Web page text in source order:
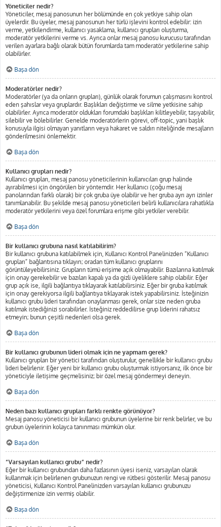
Yöneticiler nedir?
Yöneticiler, mesaj panosunun her bölümünde en çok yetkiye sahip olan
üyelerdir. Bu üyeler, mesaj panosunun her türlü işlevini kontrol edebilir: izin
verme, yetkilendirme, kullanıcı yasaklama, kullanıcı grupları oluşturma,
moderatör yetkilerini verme vs. Ayrıca onlar mesaj panosu kurucusu tarafından
verilen ayarlara bağlı olarak bütün forumlarda tam moderatör yetkilerine sahip
olabilirler.
Başa dön
Moderatörler nedir?
Moderatörler (ya da onların grupları), günlük olarak forumun çalışmasını kontrol
eden şahıslar veya gruplardır. Başlıkları değiştirme ve silme yetkisine sahip
olabilirler. Ayrıca moderatör oldukları forumdaki başlıkları kilitleyebilir, taşıyabilir,
silebilir ve bölebilirler. Genelde moderatörlerin görevi, off-topic, yani başlık
konusuyla ilgisi olmayan yanıtların veya hakaret ve saldırı niteliğinde mesajların
gönderilmesini önlemektir.
Başa dön
Kullanıcı grupları nedir?
Kullanıcı grupları, mesaj panosu yöneticilerinin kullanıcıları grup halinde
ayırabilmesi için öngörülen bir yöntemdir. Her kullanıcı (çoğu mesaj
panolarından farklı olarak) bir çok gruba üye olabilir ve her gruba ayrı ayrı izinler
tanımlanabilir. Bu şekilde mesaj panosu yöneticileri belirli kullanıcılara rahatlıkla
moderatör yetkilerini veya özel forumlara erişme gibi yetkiler verebilir.
Başa dön
Bir kullanıcı grubuna nasıl katılabilirim?
Bir kullanıcı grubuna katılabilmek için, Kullanıcı Kontrol Panelinizden “Kullanıcı
grupları” bağlantısına tıklayın; oradan tüm kullanıcı gruplarını
görüntüleyebilirsiniz. Grupların tümü erişime açık olmayabilir. Bazılarına katılmak
için onay gerekebilir ve bazıları kapalı ya da gizli üyeliklere sahip olabilir. Eğer
grup açık ise, ilgili bağlantıya tıklayarak katılabilirsiniz. Eğer bir gruba katılmak
için onay gerekiyorsa ilgili bağlantıya tıklayarak istek yapabilirsiniz. İsteğinizin
kullanıcı grubu lideri tarafından onaylanması gerek, onlar size neden gruba
katılmak istediğinizi sorabilirler. İsteğiniz reddedilirse grup liderini rahatsız
etmeyin; bunun çeşitli nedenleri olsa gerek.
Başa dön
Bir kullanıcı grubunun lideri olmak için ne yapmam gerek?
Kullanıcı grupları bir yönetici tarafından oluşturulur, genellikle bir kullanıcı grubu
lideri belirlenir. Eğer yeni bir kullanıcı grubu oluşturmak istiyorsanız, ilk önce bir
yöneticiyle iletişime geçmelisiniz; bir özel mesaj göndermeyi deneyin.
Başa dön
Neden bazı kullanıcı grupları farklı renkte görünüyor?
Mesaj panosu yöneticisi bir kullanıcı grubunun üyelerine bir renk belirler, ve bu
grubun üyelerinin kolayca tanınması mümkün olur.
Başa dön
“Varsayılan kullanıcı grubu” nedir?
Eğer bir kullanıcı grubundan daha fazlasının üyesi iseniz, varsayılan olarak
kullanmak için belirlenen grubunuzun rengi ve rütbesi gösterilir. Mesaj panosu
yöneticisi, Kullanıcı Kontrol Panelinizden varsayılan kullanıcı grubunuzu
değiştirmenize izin vermiş olabilir.
Başa dön